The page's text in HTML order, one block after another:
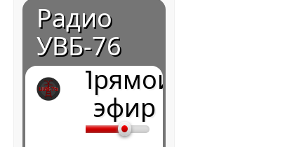
Радио
УВБ-76
Прямой
эфир